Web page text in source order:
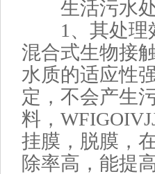
生活污水处
1、其处理效
混合式生物接
水质的适应性
定，不会产生
料，
挂膜，脱膜，
除率高，能提